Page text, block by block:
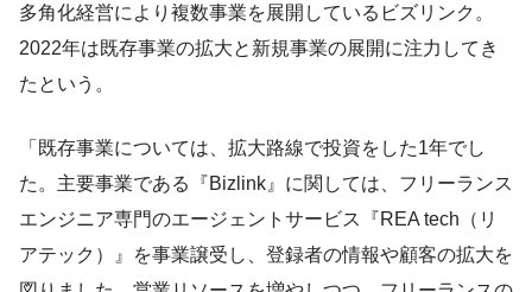
多角化経営により複数事業を展開しているビズリンク。
2022年は既存事業の拡大と新規事業の展開に注力してき
たという。
「既存事業については、拡大路線で投資をした1年でし
た。主要事業である『Bizlink』に関しては、フリーランス
エンジニア専門のエージェントサービス『REA tech（リ
アテック）』を事業譲受し、登録者の情報や顧客の拡大を